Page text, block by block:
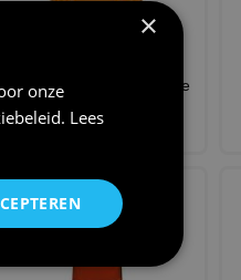
Klassieke heren polo Pique
oranje EK WK voetbal Ne
×
onze
. Lees